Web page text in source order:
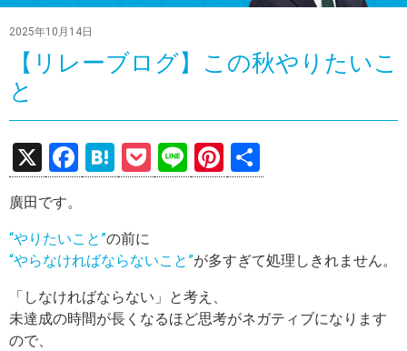
2025年10月14日
【リレーブログ】この秋やりたいこ
と
X
F
a
b
o
o
k
H
at
n
a
P
o
Li
n
Pi
nt
t
有
廣田です。
“やりたいこと”の前に
“やらなければならないこと”が多すぎて処理しきれません。
「しなければならない」と考え、
未達成の時間が長くなるほど思考がネガティブになります
ので、